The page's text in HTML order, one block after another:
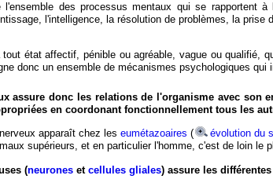
l'ensemble des processus mentaux qui se rapportent
l'intelligence, la résolution de problèmes, la
tout état affectif, pénible ou agréable, vague ou qualifié,
donc un ensemble de mécanismes psychologiques qui
assure donc les relations de l'organisme avec son
en coordonant fonctionnellement tous les
apparaît chez leseumétazoaires ( évolution du
supérieurs, et en particulier l'homme, c'est de loin le
(neurones etcellules gliales) assure les